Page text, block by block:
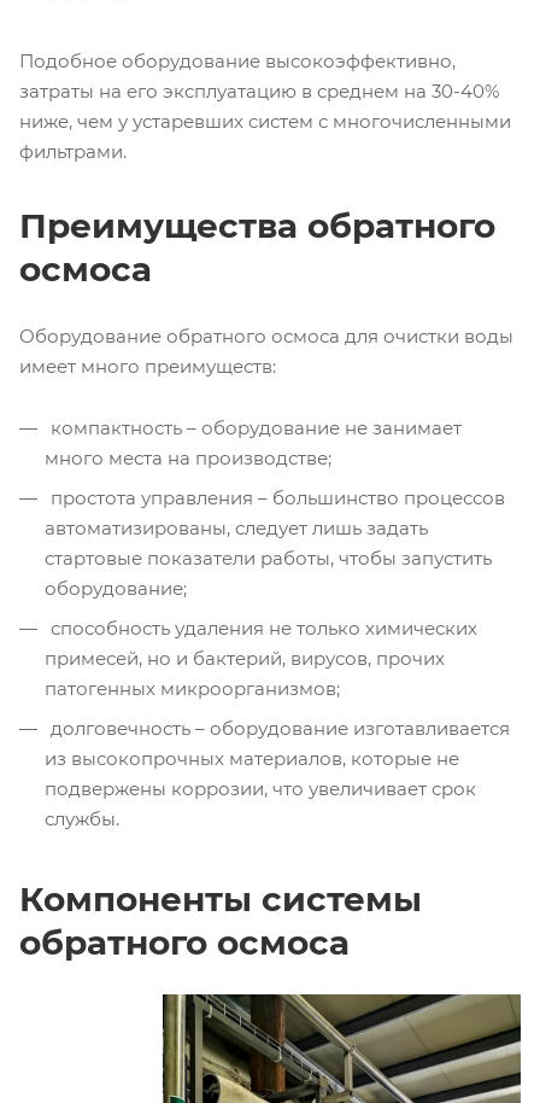
Подобное оборудование высокоэффективно,
затраты на его эксплуатацию в среднем на 30-40%
ниже, чем у устаревших систем с многочисленными
фильтрами.
Преимущества обратного
осмоса
Оборудование обратного осмоса для очистки воды
имеет много преимуществ:
компактность – оборудование не занимает
много места на производстве;
простота управления – большинство процессов
автоматизированы, следует лишь задать
стартовые показатели работы, чтобы запустить
оборудование;
способность удаления не только химических
примесей, но и бактерий, вирусов, прочих
патогенных микроорганизмов;
долговечность – оборудование изготавливается
из высокопрочных материалов, которые не
подвержены коррозии, что увеличивает срок
службы.
Компоненты системы
обратного осмоса